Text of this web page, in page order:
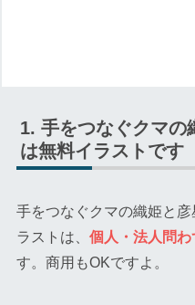
手をつなぐクマの
は無料イラストです
手をつなぐクマの織姫と
ラストは、個人・法人問わ
す。商用もOKですよ。